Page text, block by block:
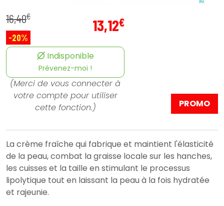
16,40€
-20%
13,12€
Indisponible
Prévenez-moi !
(Merci de vous connecter à
votre compte pour utiliser
cette fonction.)
PROMO
La crème fraîche qui fabrique et maintient l'élasticité
de la peau, combat la graisse locale sur les hanches,
les cuisses et la taille en stimulant le processus
lipolytique tout en laissant la peau à la fois hydratée
et rajeunie.